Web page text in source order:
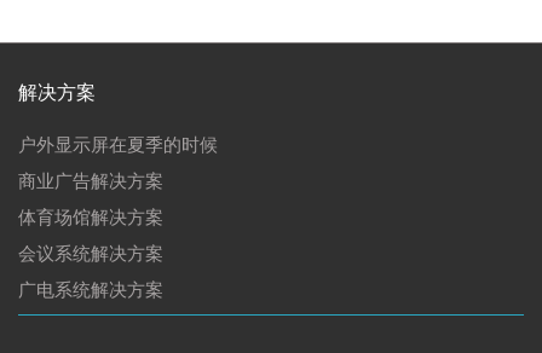
解决方案
户外显示屏在夏季的时候
商业广告解决方案
体育场馆解决方案
会议系统解决方案
广电系统解决方案